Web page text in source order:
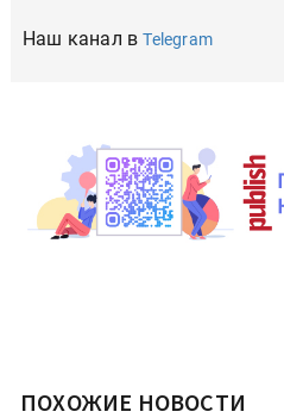
Наш канал вTelegram
ПОХОЖИЕ НОВОСТИ